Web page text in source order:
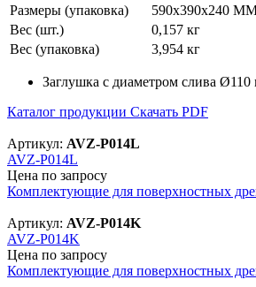
Размеры (упаковка)
590x390x240
Вес (шт.)
0,157 кг
Вес (упаковка)
3,954 кг
Заглушка с диаметром слива
Каталог продукции Скачать PDF
Артикул: AVZ-P014L
AVZ-P014L
Цена по запросу
Комплектующие для поверхностных
Артикул: AVZ-P014K
AVZ-P014K
Цена по запросу
Комплектующие для поверхностных